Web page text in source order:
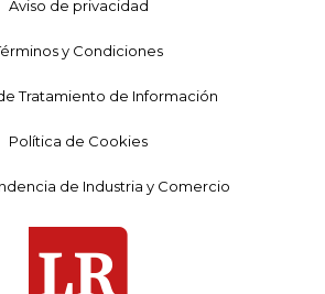
Aviso de privacidad
y Condiciones
Tratamiento de Información
Política de Cookies
de Industria y Comercio